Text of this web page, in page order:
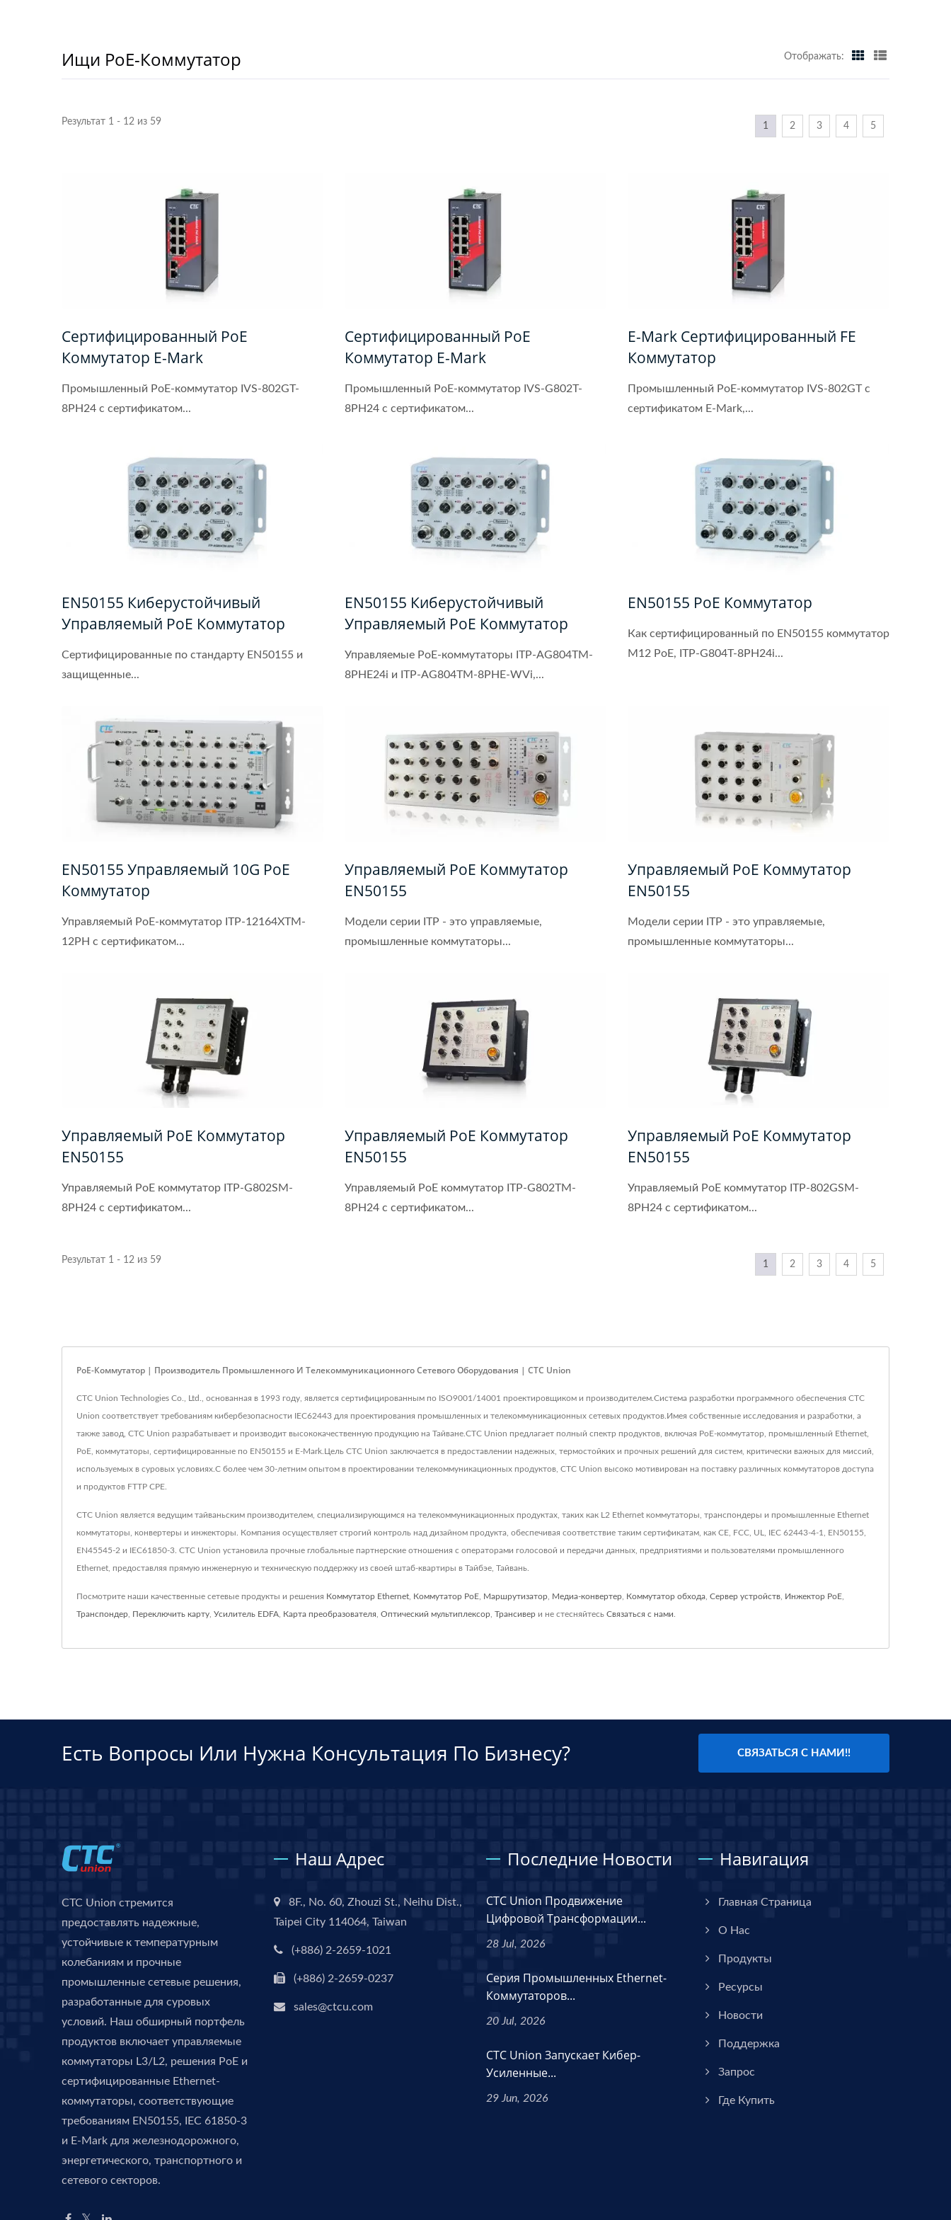
Ищи PoE-Коммутатор Отображать:
Результат 1 - 12 из 59 1 2 3 4 5
Сертифицированный PoE
Коммутатор E-Mark
Промышленный PoE-коммутатор IVS-802GT-
8PH24 с сертификатом...
Сертифицированный PoE
Коммутатор E-Mark
Промышленный PoE-коммутатор IVS-G802T-
8PH24 с сертификатом...
E-Mark Сертифицированный FE
Коммутатор
Промышленный PoE-коммутатор IVS-802GT с
сертификатом E-Mark,...
EN50155 Киберустойчивый
Управляемый PoE Коммутатор
Сертифицированные по стандарту EN50155 и
защищенные...
EN50155 Киберустойчивый
Управляемый PoE Коммутатор
Управляемые PoE-коммутаторы ITP-AG804TM-
8PHE24i и ITP-AG804TM-8PHE-WVi,...
EN50155 PoE Коммутатор
Как сертифицированный по EN50155 коммутатор
M12 PoE, ITP-G804T-8PH24i...
EN50155 Управляемый 10G PoE
Коммутатор
Управляемый PoE-коммутатор ITP-12164XTM-
12PH с сертификатом...
Управляемый PoE Коммутатор
EN50155
Модели серии ITP - это управляемые,
промышленные коммутаторы...
Управляемый PoE Коммутатор
EN50155
Модели серии ITP - это управляемые,
промышленные коммутаторы...
Управляемый PoE Коммутатор
EN50155
Управляемый PoE коммутатор ITP-G802SM-
8PH24 с сертификатом...
Управляемый PoE Коммутатор
EN50155
Управляемый PoE коммутатор ITP-G802TM-
8PH24 с сертификатом...
Управляемый PoE Коммутатор
EN50155
Управляемый PoE коммутатор ITP-802GSM-
8PH24 с сертификатом...
Результат 1 - 12 из 59 1 2 3 4 5
PoE-Коммутатор | Производитель Промышленного И Телекоммуникационного Сетевого Оборудования | CTC Union
CTC Union Technologies Co., Ltd., основанная в 1993 году, является сертифицированным по ISO9001/14001 проектировщиком и производителем.Система разработки программного обеспечения CTC
Union соответствует требованиям кибербезопасности IEC62443 для проектирования промышленных и телекоммуникационных сетевых продуктов.Имея собственные исследования и разработки, а
также завод, CTC Union разрабатывает и производит высококачественную продукцию на Тайване.CTC Union предлагает полный спектр продуктов, включая PoE-коммутатор, промышленный Ethernet,
PoE, коммутаторы, сертифицированные по EN50155 и E-Mark.Цель CTC Union заключается в предоставлении надежных, термостойких и прочных решений для систем, критически важных для миссий,
используемых в суровых условиях.С более чем 30-летним опытом в проектировании телекоммуникационных продуктов, CTC Union высоко мотивирован на поставку различных коммутаторов доступа
и продуктов FTTP CPE.
CTC Union является ведущим тайваньским производителем, специализирующимся на телекоммуникационных продуктах, таких как L2 Ethernet коммутаторы, транспондеры и промышленные Ethernet
коммутаторы, конвертеры и инжекторы. Компания осуществляет строгий контроль над дизайном продукта, обеспечивая соответствие таким сертификатам, как CE, FCC, UL, IEC 62443-4-1, EN50155,
EN45545-2 и IEC61850-3. CTC Union установила прочные глобальные партнерские отношения с операторами голосовой и передачи данных, предприятиями и пользователями промышленного
Ethernet, предоставляя прямую инженерную и техническую поддержку из своей штаб-квартиры в Тайбэе, Тайвань.
Посмотрите наши качественные сетевые продукты и решения Коммутатор Ethernet Коммутатор PoE Маршрутизатор Медиа-конвертер Коммутатор обхода Сервер устройств Инжектор PoE
Транспондер Переключить карту Усилитель EDFA Карта преобразователя Оптический мультиплексор Трансивер и не стесняйтесь Связаться с нами
Есть Вопросы Или Нужна Консультация По Бизнесу? СВЯЗАТЬСЯ С НАМИ!!
CTC Union стремится
предоставлять надежные,
устойчивые к температурным
колебаниям и прочные
промышленные сетевые решения,
разработанные для суровых
условий. Наш обширный портфель
продуктов включает управляемые
коммутаторы L3/L2, решения PoE и
сертифицированные Ethernet-
коммутаторы, соответствующие
требованиям EN50155, IEC 61850-3
и E-Mark для железнодорожного,
энергетического, транспортного и
сетевого секторов.
Наш Адрес
8F., No. 60, Zhouzi St., Neihu Dist.,
Taipei City 114064, Taiwan
(+886) 2-2659-1021
(+886) 2-2659-0237
sales@ctcu.com
Последние Новости
CTC Union Продвижение
Цифровой Трансформации...
28 Jul, 2026
Серия Промышленных Ethernet-
Коммутаторов...
20 Jul, 2026
CTC Union Запускает Кибер-
Усиленные...
29 Jun, 2026
Навигация
Главная Страница
О Нас
Продукты
Ресурсы
Новости
Поддержка
Запрос
Где Купить